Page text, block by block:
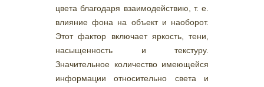
цвета благодаря взаимодействию, т. е.
влияние фона на объект и наоборот.
Этот фактор включает яркость, тени,
насыщенность и текстуру.
Значительное количество имеющейся
информации относительно света и